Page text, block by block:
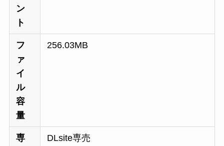
ン
ト
フ
ァ
イ
ル
容
量
256.03MB
専
DLsite専売